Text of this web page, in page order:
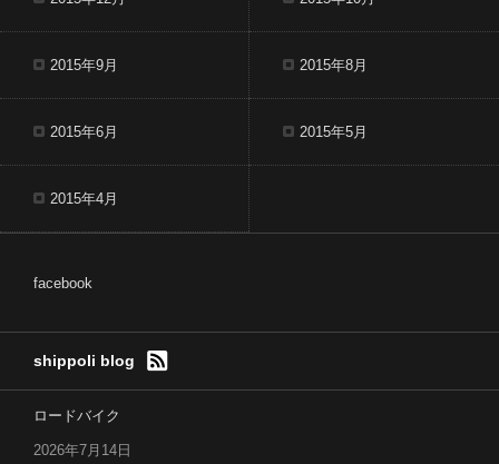
2015年9月 2015年8月
2015年6月 2015年5月
2015年4月
facebook
shippoli blog
ロードバイク
2026年7月14日